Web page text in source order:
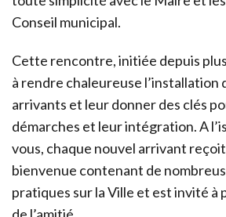
Conseil municipal.
Cette rencontre, initiée depuis
à rendre chaleureuse l’installation
arrivants et leur donner des clés
démarches et leur intégration. A
vous, chaque nouvel arrivant
bienvenue contenant de
pratiques sur la Ville et est invité à